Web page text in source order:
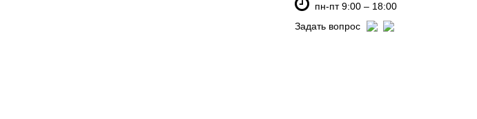
пн-пт 9:00 – 18:00
Задать вопрос